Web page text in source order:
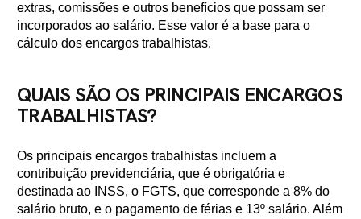
extras, comissões e outros benefícios que possam ser
incorporados ao salário. Esse valor é a base para o
cálculo dos encargos trabalhistas.
QUAIS SÃO OS PRINCIPAIS ENCARGOS
TRABALHISTAS?
Os principais encargos trabalhistas incluem a
contribuição previdenciária, que é obrigatória e
destinada ao INSS, o FGTS, que corresponde a 8% do
salário bruto, e o pagamento de férias e 13º salário. Além